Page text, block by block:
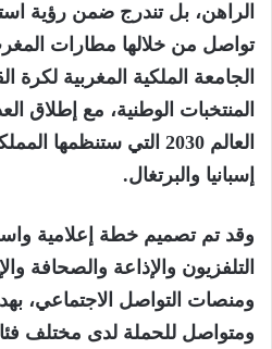
الراهن، بل تندرج ضمن رؤية
تواصل من خلالها مطارات
الجامعة الملكية المغربية لكرة
المنتخبات الوطنية، مع إطلاق
العالم 2030
التي ستنظمها
إسبانيا و البرتغال.
وقد تم تصميم خطة إعلامية
التلفزيون والإذاعة والصحافة
ومنصات التواصل
ومتواصل للحملة لدى مختلف